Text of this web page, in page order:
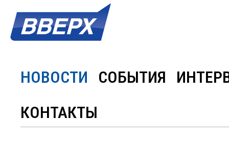
НОВОСТИ СОБЫТИЯ
КОНТАКТЫ